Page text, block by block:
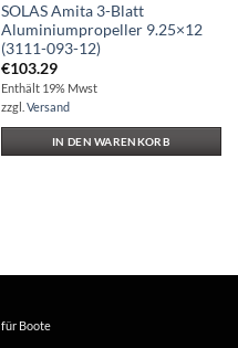
SOLAS Amita 3-Blatt
Aluminiumpropeller 9.25×12
(3111-093-12)
€103.29
Enthält 19% Mwst
zzgl. Versand
IN DEN WARENKORB
Boote